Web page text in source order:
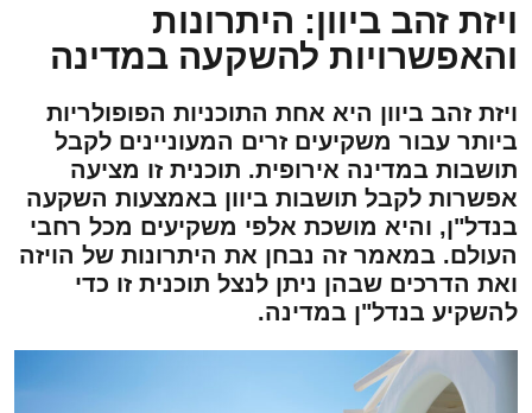
ויזת זהב ביוון: היתרונות
והאפשרויות להשקעה במדינה
ויזת זהב ביוון היא אחת התוכניות הפופולריות
ביותר עבור משקיעים זרים המעוניינים לקבל
תושבות במדינה אירופית. תוכנית זו מציעה
אפשרות לקבל תושבות ביוון באמצעות השקעה
בנדל"ן, והיא מושכת אלפי משקיעים מכל רחבי
העולם. במאמר זה נבחן את היתרונות של הויזה
ואת הדרכים שבהן ניתן לנצל תוכנית זו כדי
להשקיע בנדל"ן במדינה.